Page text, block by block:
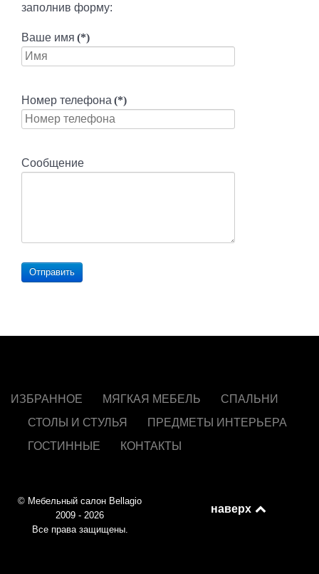
заполнив форму:
Ваше имя (*)
Номер телефона (*)
Сообщение
Отправить
ИЗБРАННОЕ МЯГКАЯ МЕБЕЛЬ
СПАЛЬНИ
СТОЛЫ И СТУЛЬЯ
ПРЕДМЕТЫ ИНТЕРЬЕРА
ГОСТИННЫЕ
КОНТАКТЫ
© Мебельный салон Bellagio
2009 - 2026
Все права защищены.
наверх